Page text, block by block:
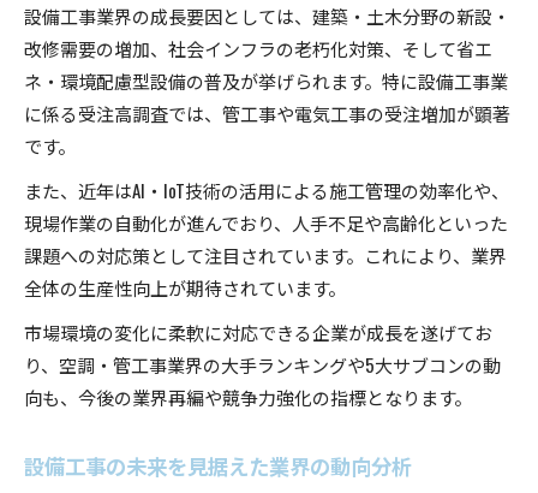
設備工事業界の成長要因としては、建築・土木分野の新設・
改修需要の増加、社会インフラの老朽化対策、そして省エ
ネ・環境配慮型設備の普及が挙げられます。特に設備工事業
に係る受注高調査では、管工事や電気工事の受注増加が顕著
です。
また、近年はAI・IoT技術の活用による施工管理の効率化や、
現場作業の自動化が進んでおり、人手不足や高齢化といった
課題への対応策として注目されています。これにより、業界
全体の生産性向上が期待されています。
市場環境の変化に柔軟に対応できる企業が成長を遂げてお
り、空調・管工事業界の大手ランキングや5大サブコンの動
向も、今後の業界再編や競争力強化の指標となります。
設備工事の未来を見据えた業界の動向分析